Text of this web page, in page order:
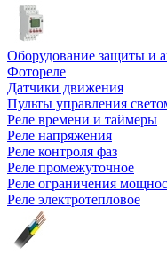
Оборудование защиты и
Фотореле
Датчики движения
Пульты управления
Реле времени и таймеры
Реле напряжения
Реле контроля фаз
Реле промежуточное
Реле ограничения
Реле электротепловое